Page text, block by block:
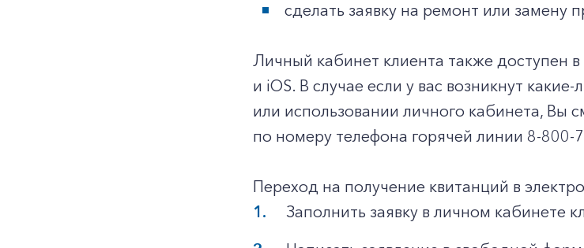
сделать заявку на ремонт или замену
Личный кабинет клиента также доступен
и iOS. В случае если у вас возникнут
или использовании личного кабинета, Вы
по номеру телефона горячей линии 8-800-
Переход на получение квитанций в
Заполнить заявку в личном кабинете